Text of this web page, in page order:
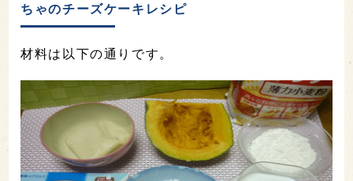
ちゃのチーズケーキレシピ
材料は以下の通りです。